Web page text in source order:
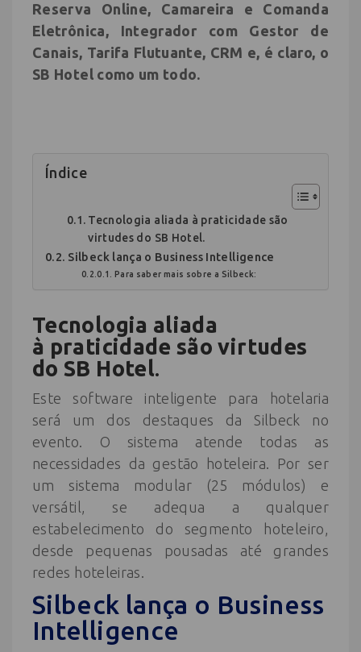
Reserva Online, Camareira e Comanda
Eletrônica, Integrador com Gestor de
Canais, Tarifa Flutuante, CRM e, é claro, o
SB Hotel como um todo.
Índice
Tecnologia aliada à praticidade são
virtudes do SB Hotel.
Silbeck lança o Business Intelligence
Para saber mais sobre a Silbeck:
Tecnologia aliada
à praticidade são virtudes
do SB Hotel.
Este software inteligente para hotelaria
será um dos destaques da Silbeck no
evento. O sistema atende todas as
necessidades da gestão hoteleira. Por ser
um sistema modular (25 módulos) e
versátil, se adequa a qualquer
estabelecimento do segmento hoteleiro,
desde pequenas pousadas até grandes
redes hoteleiras.
Silbeck lança o Business
Intelligence